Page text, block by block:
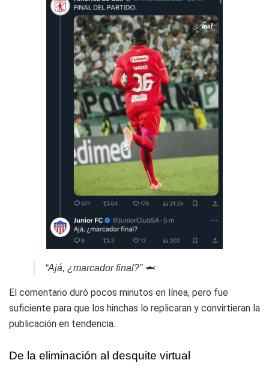
“Ajá, ¿marcador final?” 🦈
El comentario duró pocos minutos en línea, pero fue
suficiente para que los hinchas lo replicaran y convirtieran la
publicación en tendencia.
De la eliminación al desquite virtual